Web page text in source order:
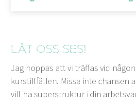
Låt oss ses!
Jag hop­pas att vi träf­fas vid
kurstillfällen. Mis­sa inte chansen
vill ha super­struk­tur i din